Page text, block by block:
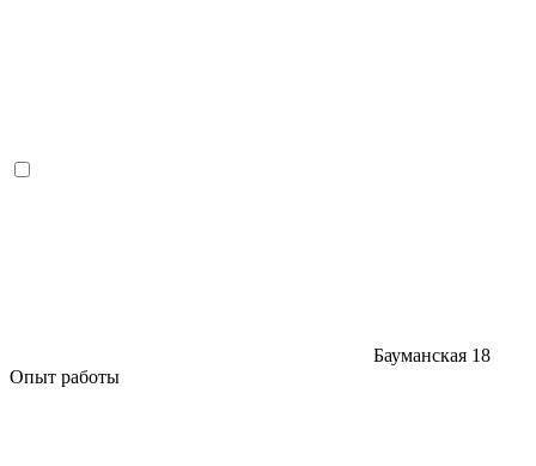
Бауманская 18
Опыт работы